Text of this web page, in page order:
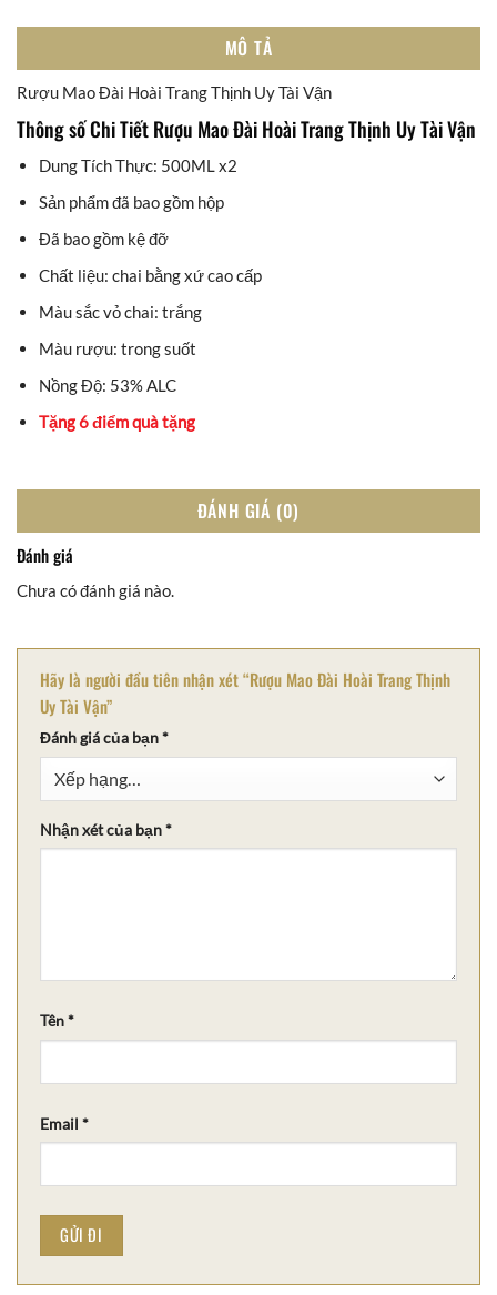
MÔ TẢ
Rượu Mao Đài Hoài Trang Thịnh Uy Tài Vận
Thông số Chi Tiết Rượu Mao Đài Hoài Trang Thịnh Uy Tài Vận
Dung Tích Thực: 500ML x2
Sản phẩm đã bao gồm hộp
Đã bao gồm kệ đỡ
Chất liệu: chai bằng xứ cao cấp
Màu sắc vỏ chai: trắng
Màu rượu: trong suốt
Nồng Độ: 53% ALC
Tặng 6 điểm quà tặng
ĐÁNH GIÁ (0)
Đánh giá
Chưa có đánh giá nào.
Hãy là người đầu tiên nhận xét “Rượu Mao Đài Hoài Trang Thịnh
Uy Tài Vận”
Đánh giá của bạn*
Nhận xét của bạn*
Tên*
Email *